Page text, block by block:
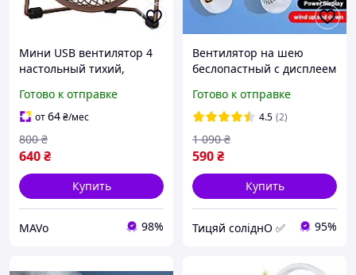
Мини USB вентилятор 4
настольный тихий,
регулировкой угла, для
ноутбука и ПК, бронзовый
Готово к отправке
от64₴/мес
640₴
800 ₴
Купить
MAVo 98%
Вентилятор на шею
беслопастный с дисплеем
вентилятор.
Готово к отправке
4.5 (2)
590₴
1 090 ₴
Купить
Тицяй соліднО ✅ 95%